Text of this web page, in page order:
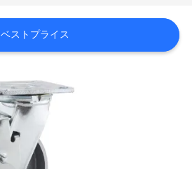
ベストプライス